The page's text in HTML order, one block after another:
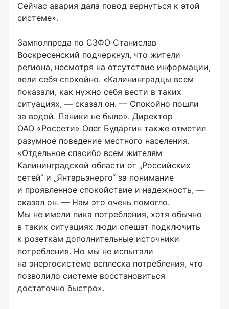
Сейчас авария дала повод вернуться к этой
системе».
Замполпреда по СЗФО Станислав
Воскресенский подчеркнул, что жители
региона, несмотря на отсутствие информации,
вели себя спокойно. «Калининградцы всем
показали, как нужно себя вести в таких
ситуациях, — сказал он. — Спокойно пошли
за водой. Паники не было». Директор
ОАО «Россети» Олег Бударгин также отметил
разумное поведение местного населения.
«Отдельное спасибо всем жителям
Калининградской области от „Российских
сетей“ и „Янтарьэнерго“ за понимание
и проявленное спокойствие и надежность, —
сказал он. — Нам это очень помогло.
Мы не имели пика потребления, хотя обычно
в таких ситуациях люди спешат подключить
к розеткам дополнительные источники
потребления. Но мы не испытали
на энергосистеме всплеска потребления, что
позволило системе восстановиться
достаточно быстро».